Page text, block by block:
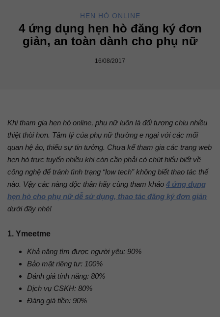
HẸN HÒ ONLINE
4 ứng dụng hẹn hò đăng ký đơn
giản, an toàn dành cho phụ nữ
16/08/2017
Khi tham gia hẹn hò online, phụ nữ luôn là đối tượng chịu nhiều
thiệt thòi hơn. Tâm lý của phụ nữ thường e ngại với các mối
quan hệ ảo, thiếu sự tin tưởng. Chưa kể tham gia các trang web
hẹn hò trực tuyến nhiều khi còn cần phải có chút hiểu biết về
công nghệ để tránh tình trạng “low tech” không biết thao tác thế
nào. Vậy các nàng độc thân hãy cùng tham khảo 4 ứng dụng
hẹn hò cho phụ nữ dễ sử dụng, thao tác đăng ký đơn giản
dưới đây nhé!
1. Ymeetme
Khả năng tìm được người yêu: 90%
Bảo mật riêng tư: 100%
Đánh giá tính năng: 80%
Dịch vụ CSKH: 80%
Đáng giá tiền: 90%